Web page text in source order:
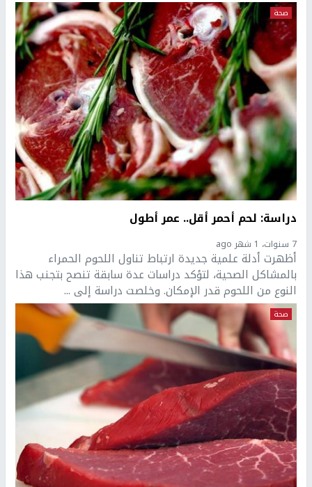
صحة
دراسة: لحم أحمر أقل.. عمر أطول
7 سنوات، 1 شهر ago
أظهرت أدلة علمية جديدة ارتباط تناول اللحوم الحمراء
بالمشاكل الصحية، لتؤكد دراسات عدة سابقة تنصح بتجنب هذا
النوع من اللحوم قدر الإمكان. وخلصت دراسة إلى ...
صحة